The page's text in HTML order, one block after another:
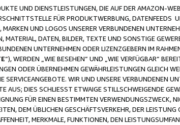
UND DIENSTLEISTUNGEN, DIE AUF DER AMAZON-
FÜR PRODUKTWERBUNG,
UND LOGOS UNSERER VERBUNDENEN
DATEN, BILDER, TEXTE UND SONSTIGE
UNTERNEHMEN ODER LIZENZGEBERN IM
“), WERDEN „WIE BESEHEN“ UND „WIE VERFÜGBAR“
ODER ÜBERNEHMEN GEWÄHRLEISTUNGEN GLEICH
SERVICEANGEBOTE. WIR UND UNSERE VERBUNDENEN
AUS; DIES SCHLIESST ETWAIGE STILLSCHWEIGENDE
FÜR EINEN BESTIMMTEN VERWENDUNGSZWECK,
DEM ÜBLICHEN GESCHÄFTSVERKEHR, DER
MERKMALE, FUNKTIONEN, DEN